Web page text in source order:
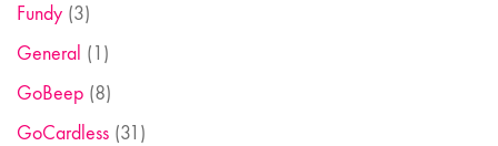
Fundy (3)
General (1)
GoBeep (8)
GoCardless (31)